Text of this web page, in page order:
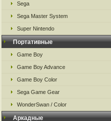
Sega
Sega Master System
Super Nintendo
Портативные
Game Boy
Game Boy Advance
Game Boy Color
Sega Game Gear
WonderSwan / Color
Аркадные